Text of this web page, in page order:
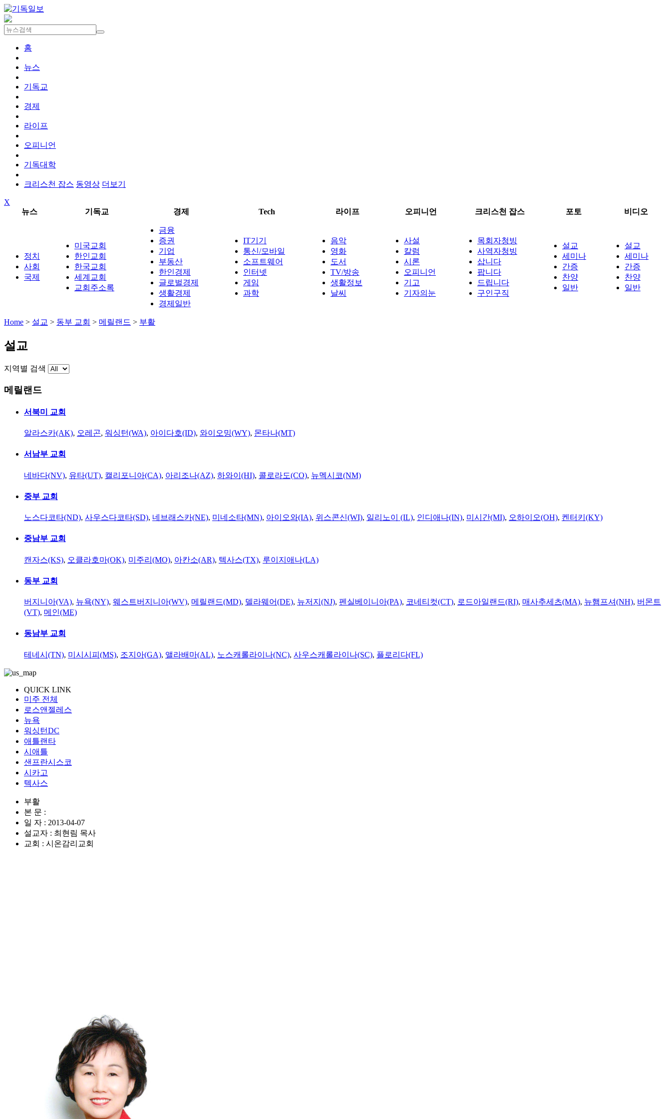
홈
뉴스
기독교
경제
라이프
오피니언
기독대학
크리스천 잡스 동영상 더보기
X
뉴스
기독교 경제 Tech 라이프 오피니언 크리스천 잡스 포토 비디오
정치
사회
국제
미국교회
한인교회
한국교회
세계교회
교회주소록
금융
증권
기업
부동산
한인경제
글로벌경제
생활경제
경제일반
IT기기
통신/모바일
소프트웨어
인터넷
게임
과학
음악
영화
도서
TV/방송
생활정보
날씨
사설
칼럼
시론
오피니언
기고
기자의눈
목회자청빙
사역자청빙
삽니다
팝니다
드립니다
구인구직
설교
세미나
간증
찬양
일반
설교
세미나
간증
찬양
일반
Home > 설교 > 동부 교회 > 메릴랜드 > 부활
설교
지역별 검색
메릴랜드
서북미 교회
알라스카(AK), 오레곤, 워싱턴(WA), 아이다호(ID), 와이오밍(WY), 몬타나(MT)
서남부 교회
네바다(NV), 유타(UT), 캘리포니아(CA), 아리조나(AZ), 하와이(HI), 콜로라도(CO), 뉴멕시코(NM)
중부 교회
노스다코타(ND), 사우스다코타(SD), 네브래스카(NE), 미네소타(MN), 아이오와(IA), 위스콘신(WI), 일리노이 (IL), 인디애나(IN), 미시간(MI), 오하이오(OH), 켄터키(KY)
중남부 교회
캔자스(KS), 오클라호마(OK), 미주리(MO), 아칸소(AR), 텍사스(TX), 루이지애나(LA)
동부 교회
버지니아(VA), 뉴욕(NY), 웨스트버지니아(WV), 메릴랜드(MD), 델라웨어(DE), 뉴저지(NJ), 펜실베이니아(PA), 코네티컷(CT), 로드아일랜드(RI), 매사추세츠(MA), 뉴햄프셔(NH), 버몬트
(VT), 메인(ME)
동남부 교회
테네시(TN), 미시시피(MS), 조지아(GA), 앨라배마(AL), 노스캐롤라이나(NC), 사우스캐롤라이나(SC), 플로리다(FL)
QUICK LINK
미주 전체
로스앤젤레스
뉴욕
워싱턴DC
애틀랜타
시애틀
샌프란시스코
시카고
텍사스
부활
본 문 :
일 자 : 2013-04-07
설교자 : 최현림 목사
교회 : 시온감리교회